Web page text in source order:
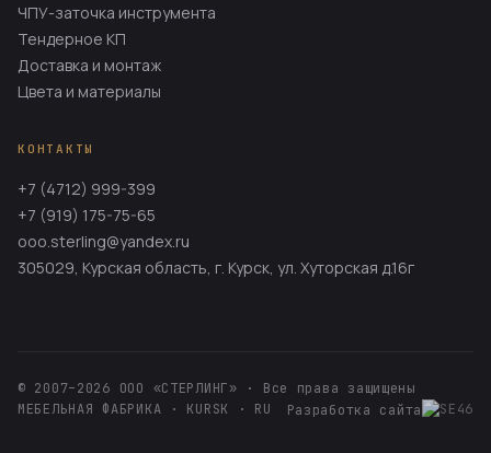
ЧПУ-заточка инструмента
Тендерное КП
Доставка и монтаж
Цвета и материалы
КОНТАКТЫ
+7 (4712) 999-399
+7 (919) 175-75-65
ooo.sterling@yandex.ru
305029, Курская область, г. Курск, ул. Хуторская д.16г
© 2007–2026 ООО «СТЕРЛИНГ» · Все права защищены
МЕБЕЛЬНАЯ ФАБРИКА · KURSK · RU
Разработка сайта